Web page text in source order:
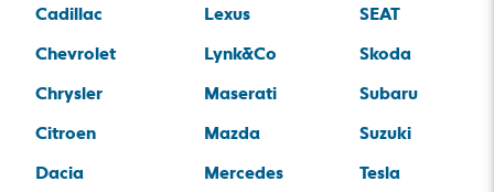
Cadillac
Chevrolet
Chrysler
Citroen
Dacia
Lexus
Lynk&Co
Maserati
Mazda
Mercedes
SEAT
Skoda
Subaru
Suzuki
Tesla